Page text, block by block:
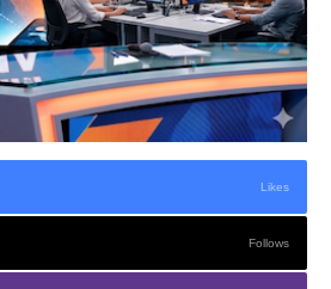
Likes
Follows